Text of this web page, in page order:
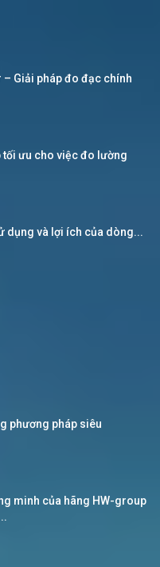
Giải pháp đo đạc chính
tối ưu cho việc đo lường
dụng và lợi ích của dòng...
phương pháp siêu
minh của hãng HW-group